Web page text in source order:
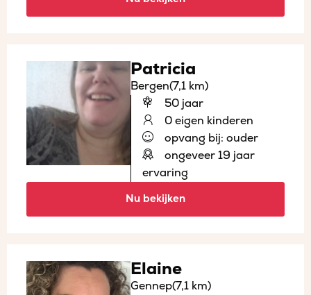
Patricia
Bergen(7,1 km)
50 jaar
0 eigen kinderen
opvang bij: ouder
ongeveer 19 jaar
ervaring
Nu bekijken
Elaine
Gennep(7,1 km)